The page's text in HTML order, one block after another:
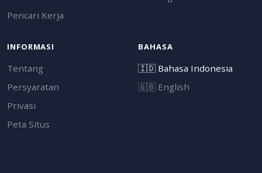
Pencari Kerja
INFORMASI
Tentang
Persyaratan
Privasi
Peta Situs
BAHASA
🇮🇩Bahasa Indonesia
🇬🇧 English